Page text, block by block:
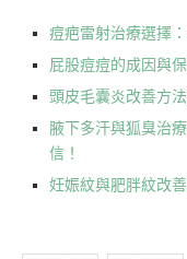
痘疤雷射治療選擇
屁股痘痘的成因與
頭皮毛囊炎改善方
腋下多汗與狐臭治
信！
妊娠紋與肥胖紋改